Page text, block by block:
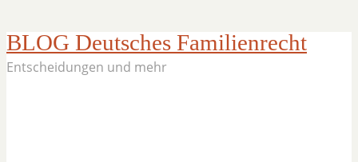
BLOG Deutsches Familienrecht
Entscheidungen und mehr